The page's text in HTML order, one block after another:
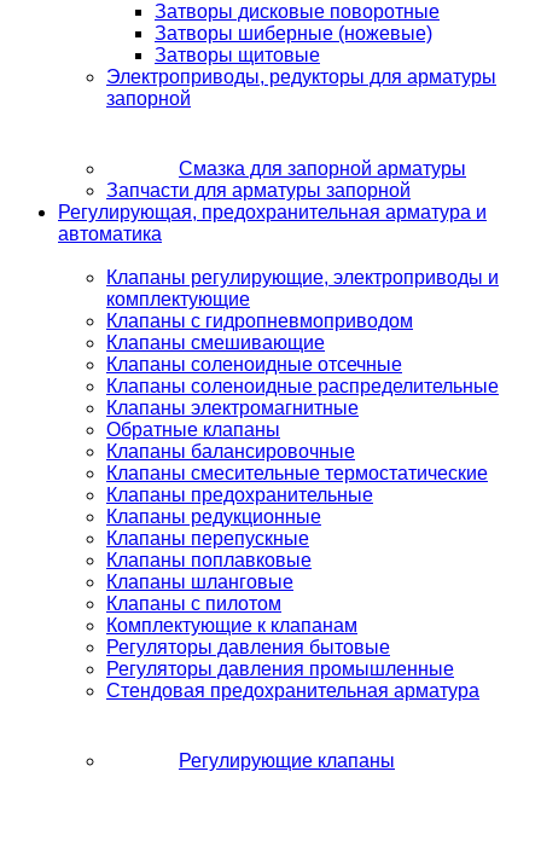
Затворы дисковые поворотные
Затворы шиберные (ножевые)
Затворы щитовые
Электроприводы, редукторы для арматуры
запорной
Смазка для запорной арматуры
Запчасти для арматуры запорной
Регулирующая, предохранительная арматура и
автоматика
Клапаны регулирующие, электроприводы и
комплектующие
Клапаны с гидропневмоприводом
Клапаны смешивающие
Клапаны соленоидные отсечные
Клапаны соленоидные распределительные
Клапаны электромагнитные
Обратные клапаны
Клапаны балансировочные
Клапаны смесительные термостатические
Клапаны предохранительные
Клапаны редукционные
Клапаны перепускные
Клапаны поплавковые
Клапаны шланговые
Клапаны с пилотом
Комплектующие к клапанам
Регуляторы давления бытовые
Регуляторы давления промышленные
Стендовая предохранительная арматура
Регулирующие клапаны